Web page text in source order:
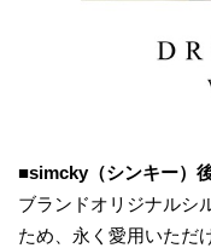
■simcky（シンキー）
ブランドオリジナルシ
ため、永く愛用いただ